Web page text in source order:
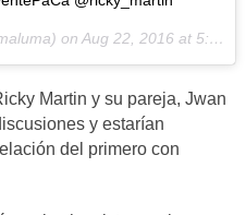
on Aug 22, 2016 at 5:23pm PDT
Martin y su pareja, Jwan
y estarían
del primero con